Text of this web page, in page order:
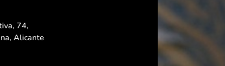
74,
Alicante